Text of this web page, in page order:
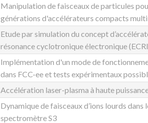
Manipulation de faisceaux de particules
générations d'accélérateurs compacts
Etude par simulation du concept
résonance cyclotronique électronique
Implémentation d'un mode de
dans FCC-ee et tests expérimentaux
Accélération laser-plasma à haute
Dynamique de faisceaux d’ions lourds dans
spectromètre S3